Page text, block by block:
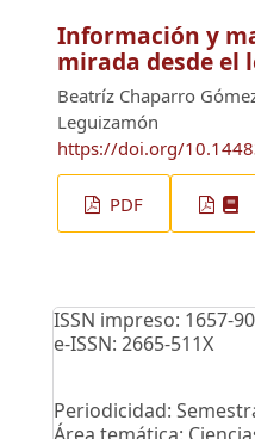
Información y
mirada desde el
Beatríz Chaparro
Leguizamón
https://doi.org/
PDF
ISSN impreso: 1657-
e-ISSN: 2665-511X
Periodicidad: